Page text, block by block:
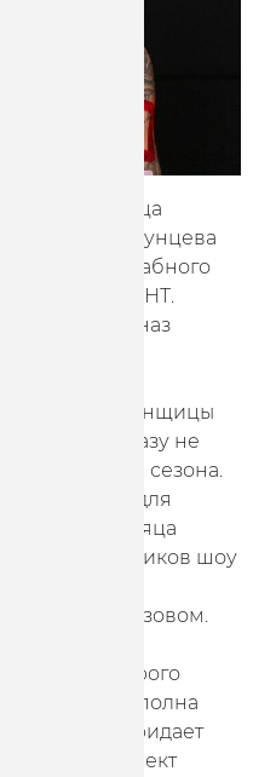
Токио гонщица
Гульназ Хатунцева
сезоне масштабного
на канале ТНТ.
Гульназ
вызов для гонщицы
ни разу не
по итогам сезона.
для
четыре месяца
Участников шоу
перед вызовом.
второго
месяца, я полна
только придает
интеллект